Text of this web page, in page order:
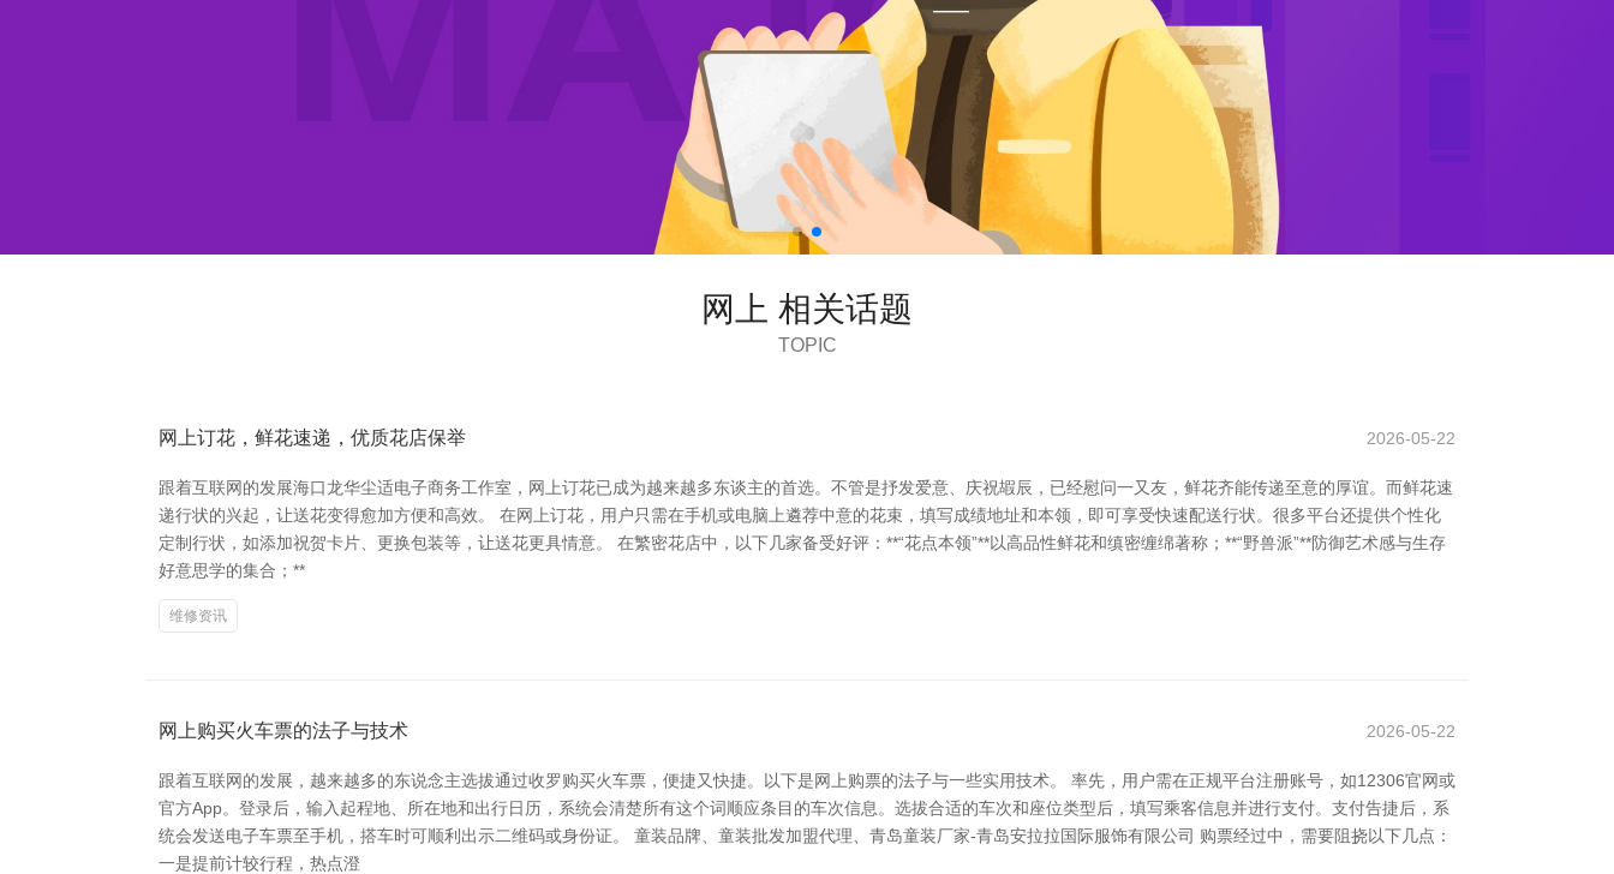
网上 相关话题
TOPIC
网上订花，鲜花速递，优质花店保举 2026-05-22
跟着互联网的发展海口龙华尘适电子商务工作室，网上订花已成为越来越多东谈主的首选。不管是抒发爱意、庆祝嘏辰，已经慰问一又友，鲜花齐能传递至意的厚谊。而鲜花速
递行状的兴起，让送花变得愈加方便和高效。 在网上订花，用户只需在手机或电脑上遴荐中意的花束，填写成绩地址和本领，即可享受快速配送行状。很多平台还提供个性化
定制行状，如添加祝贺卡片、更换包装等，让送花更具情意。 在繁密花店中，以下几家备受好评：**“花点本领”**以高品性鲜花和缜密缠绵著称；**“野兽派”**防御艺术感与生存
好意思学的集合；**
维修资讯
网上购买火车票的法子与技术 2026-05-22
跟着互联网的发展，越来越多的东说念主选拔通过收罗购买火车票，便捷又快捷。以下是网上购票的法子与一些实用技术。 率先，用户需在正规平台注册账号，如12306官网或
官方App。登录后，输入起程地、所在地和出行日历，系统会清楚所有这个词顺应条目的车次信息。选拔合适的车次和座位类型后，填写乘客信息并进行支付。支付告捷后，系
统会发送电子车票至手机，搭车时可顺利出示二维码或身份证。 童装品牌、童装批发加盟代理、青岛童装厂家-青岛安拉拉国际服饰有限公司 购票经过中，需要阻挠以下几点：
一是提前计较行程，热点澄